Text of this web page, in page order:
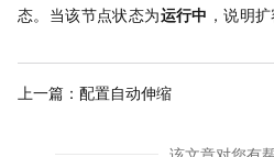
态。当该节点状态为运行中 ，说明
上一篇： 配置自动伸缩